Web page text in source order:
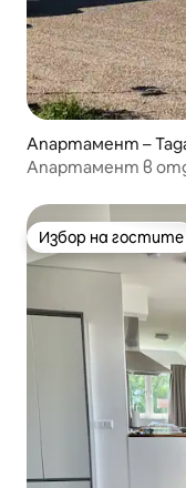
Апартамент –
Апартамент в
Избор на гостите
Избор на гостите